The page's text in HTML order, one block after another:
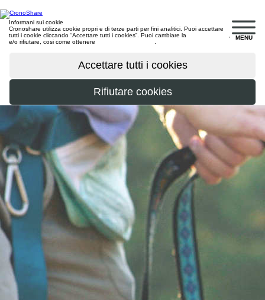
MENU
Informani sui cookie
Cronoshare utilizza cookie propri e di terze parti per fini analitici. Puoi accettare
tutti i cookie cliccando “Accettare tutti i cookies”. Puoi cambiare la
e/o rifiutare, cosi come ottenere